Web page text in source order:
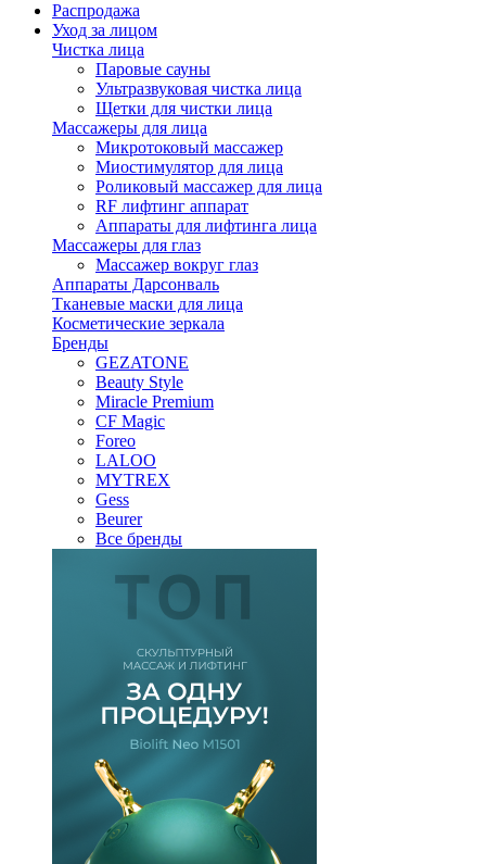
Распродажа
Уход за лицом
Чистка лица
Паровые сауны
Ультразвуковая чистка лица
Щетки для чистки лица
Массажеры для лица
Микротоковый массажер
Миостимулятор для лица
Роликовый массажер для лица
RF лифтинг аппарат
Аппараты для лифтинга лица
Массажеры для глаз
Массажер вокруг глаз
Аппараты Дарсонваль
Тканевые маски для лица
Косметические зеркала
Бренды
GEZATONE
Beauty Style
Miracle Premium
CF Magic
Foreo
LALOO
MYTREX
Gess
Beurer
Все бренды